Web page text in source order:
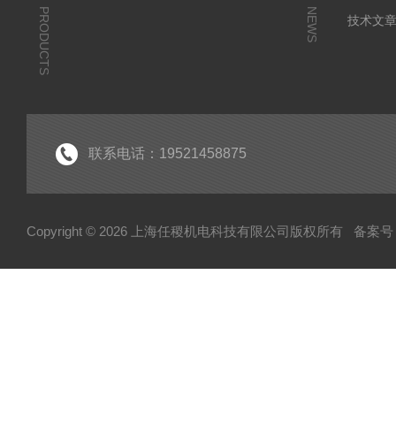
PRODUCTS NEWS
技术文
联系电话：19521458875
Copyright © 2026 上海任稷机电科技有限公司版权所有 备案号